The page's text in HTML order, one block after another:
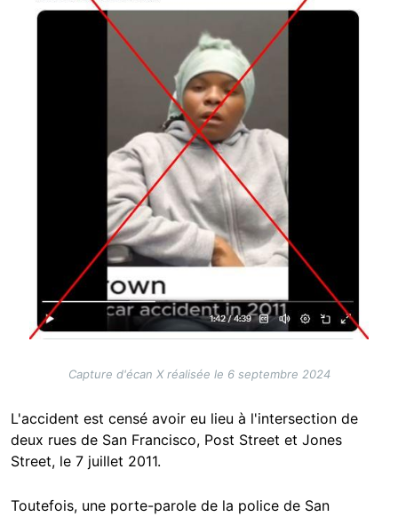
Capture d'écan X réalisée le 6 septembre 2024
L'accident est censé avoir eu lieu à l'intersection de
deux rues de San Francisco, Post Street et Jones
Street, le 7 juillet 2011.
Toutefois, une porte-parole de la police de San